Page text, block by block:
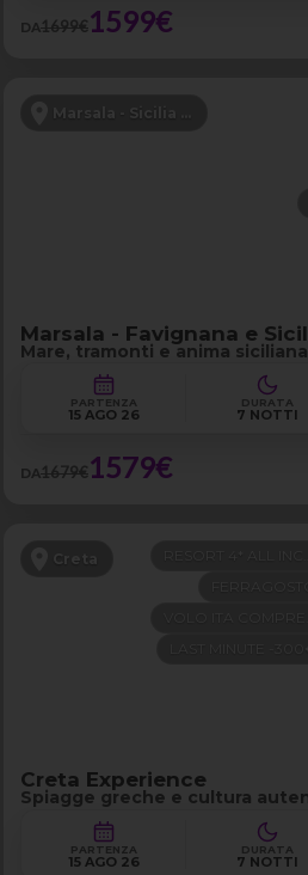
DA1699€1599€
Marsala - Sicilia Occidentale
Marsala - Favignana e
Mare, tramonti e anima siciliana
PARTENZA
15 AGO 26
DURATA
7 NOTTI
DA1679€1579€
Creta
Creta Experience
Spiagge greche e cultura
PARTENZA
15 AGO 26
DURATA
7 NOTTI